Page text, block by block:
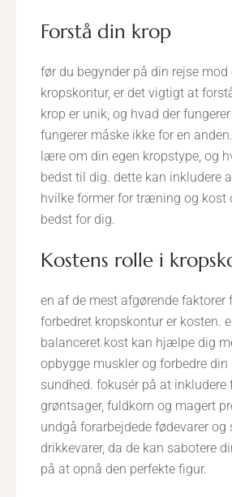
forstå din krop
før du begynder på din rejse mod
kropskontur, er det vigtigt at
krop er unik, og hvad der
fungerer måske ikke for en
lære om din egen kropstype, og
bedst til dig. dette kan inkludere
hvilke former for træning og kost
bedst for dig.
kostens rolle i
en af de mest afgørende faktorer
forbedret kropskontur er kosten.
balanceret kost kan hjælpe dig
opbygge muskler og forbedre din
sundhed. fokusér på at inkludere
grøntsager, fuldkorn og magert
undgå forarbejdede fødevarer og
drikkevarer, da de kan sabotere
på at opnå den perfekte figur.